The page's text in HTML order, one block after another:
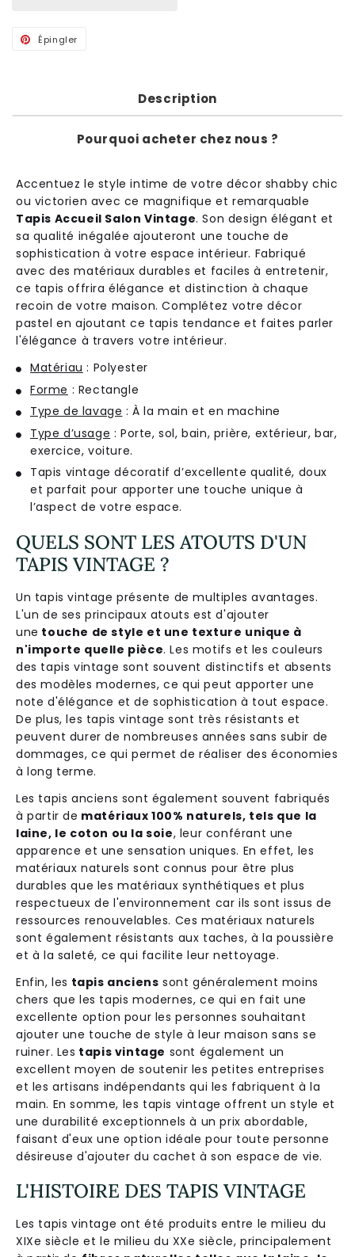
Épingler
Description
Pourquoi acheter chez nous ?
Accentuez le style intime de votre décor shabby chic
ou victorien avec ce magnifique et remarquable
Tapis Accueil Salon Vintage. Son design élégant et
sa qualité inégalée ajouteront une touche de
sophistication à votre espace intérieur. Fabriqué
avec des matériaux durables et faciles à entretenir,
ce tapis offrira élégance et distinction à chaque
recoin de votre maison. Complétez votre décor
pastel en ajoutant ce tapis tendance et faites parler
l'élégance à travers votre intérieur.
Matériau : Polyester
Forme : Rectangle
Type de lavage : À la main et en machine
Type d’usage : Porte, sol, bain, prière, extérieur, bar,
exercice, voiture.
Tapis vintage décoratif d’excellente qualité, doux
et parfait pour apporter une touche unique à
l’aspect de votre espace.
QUELS SONT LES ATOUTS D'UN
TAPIS VINTAGE ?
Un tapis vintage présente de multiples avantages.
L'un de ses principaux atouts est d'ajouter
une touche de style et une texture unique à
n'importe quelle pièce. Les motifs et les couleurs
des tapis vintage sont souvent distinctifs et absents
des modèles modernes, ce qui peut apporter une
note d'élégance et de sophistication à tout espace.
De plus, les tapis vintage sont très résistants et
peuvent durer de nombreuses années sans subir de
dommages, ce qui permet de réaliser des économies
à long terme.
Les tapis anciens sont également souvent fabriqués
à partir de matériaux 100% naturels, tels que la
laine, le coton ou la soie, leur conférant une
apparence et une sensation uniques. En effet, les
matériaux naturels sont connus pour être plus
durables que les matériaux synthétiques et plus
respectueux de l'environnement car ils sont issus de
ressources renouvelables. Ces matériaux naturels
sont également résistants aux taches, à la poussière
et à la saleté, ce qui facilite leur nettoyage.
Enfin, les tapis anciens sont généralement moins
chers que les tapis modernes, ce qui en fait une
excellente option pour les personnes souhaitant
ajouter une touche de style à leur maison sans se
ruiner. Les tapis vintage sont également un
excellent moyen de soutenir les petites entreprises
et les artisans indépendants qui les fabriquent à la
main. En somme, les tapis vintage offrent un style et
une durabilité exceptionnels à un prix abordable,
faisant d'eux une option idéale pour toute personne
désireuse d'ajouter du cachet à son espace de vie.
L'HISTOIRE DES TAPIS VINTAGE
Les tapis vintage ont été produits entre le milieu du
XIXe siècle et le milieu du XXe siècle, principalement